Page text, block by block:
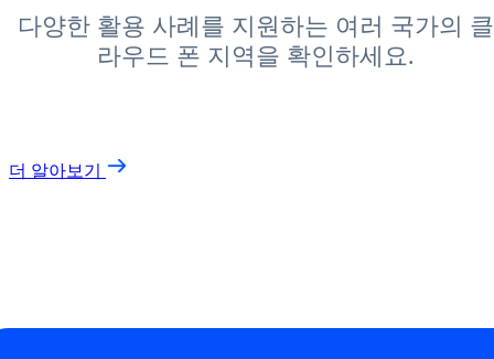
다양한 활용 사례를 지원하는 여러 국가의 클
라우드 폰 지역을 확인하세요.
더 알아보기